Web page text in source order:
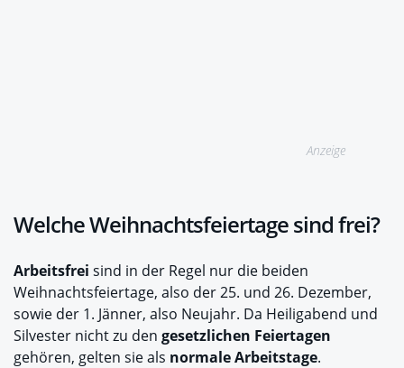
Anzeige
Welche Weihnachtsfeiertage sind frei?
Arbeitsfrei sind in der Regel nur die beiden
Weihnachtsfeiertage, also der 25. und 26. Dezember,
sowie der 1. Jänner, also Neujahr. Da Heiligabend und
Silvester nicht zu den gesetzlichen Feiertagen
gehören, gelten sie als normale Arbeitstage.